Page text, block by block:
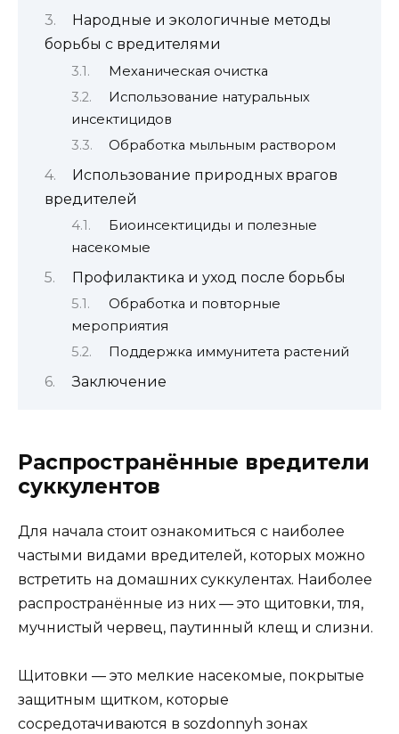
Народные и экологичные методы
борьбы с вредителями
Механическая очистка
Использование натуральных
инсектицидов
Обработка мыльным раствором
Использование природных врагов
вредителей
Биоинсектициды и полезные
насекомые
Профилактика и уход после борьбы
Обработка и повторные
мероприятия
Поддержка иммунитета растений
Заключение
Распространённые вредители
суккулентов
Для начала стоит ознакомиться с наиболее
частыми видами вредителей, которых можно
встретить на домашних суккулентах. Наиболее
распространённые из них — это щитовки, тля,
мучнистый червец, паутинный клещ и слизни.
Щитовки — это мелкие насекомые, покрытые
защитным щитком, которые
сосредотачиваются в sozdonnyh зонах